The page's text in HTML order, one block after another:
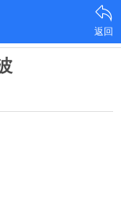
返回